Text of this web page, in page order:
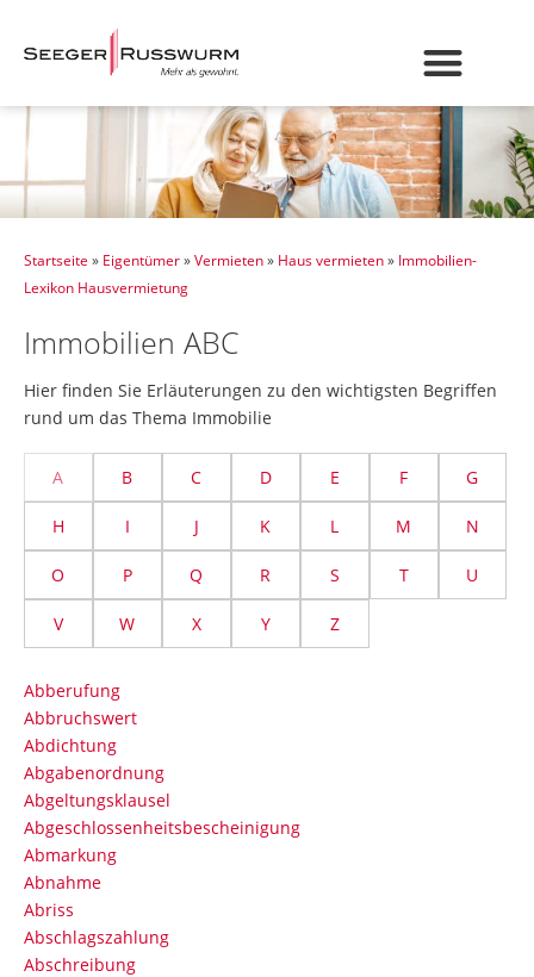
Startseite » Eigentümer»Vermieten» Haus vermieten» Immobilien-
Lexikon Hausvermietung
Immobilien ABC
Hier finden Sie Erläuterungen zu den wichtigsten Begriffen
rund um das Thema Immobilie
A B C D E F G
H I J K L M N
O P Q R S T U
V W X Y Z
Abberufung
Abbruchswert
Abdichtung
Abgabenordnung
Abgeltungsklausel
Abgeschlossenheitsbescheinigung
Abmarkung
Abnahme
Abriss
Abschlagszahlung
Abschreibung